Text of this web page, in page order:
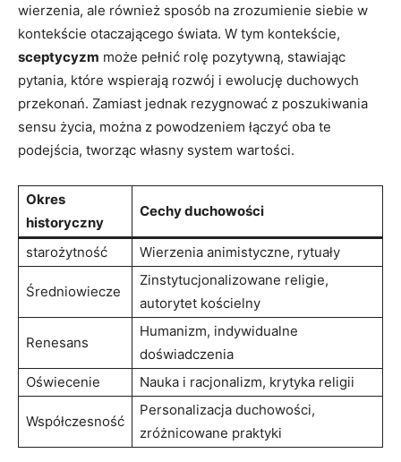
wierzenia, ale‌ również sposób na zrozumienie siebie w
kontekście​ otaczającego świata. W⁤ tym kontekście,
sceptycyzm ⁣może pełnić rolę pozytywną, stawiając
pytania, które wspierają rozwój i ewolucję duchowych
przekonań.​ Zamiast jednak rezygnować‍ z poszukiwania
sensu życia, można z powodzeniem ​łączyć‍ oba te
podejścia, tworząc własny system wartości.
Okres
historyczny
Cechy duchowości
starożytność Wierzenia animistyczne, rytuały
Średniowiecze
Zinstytucjonalizowane religie,⁤
autorytet kościelny
Renesans
Humanizm, indywidualne
‍doświadczenia
Oświecenie
Nauka i racjonalizm, krytyka religii
Współczesność
Personalizacja duchowości,
zróżnicowane praktyki